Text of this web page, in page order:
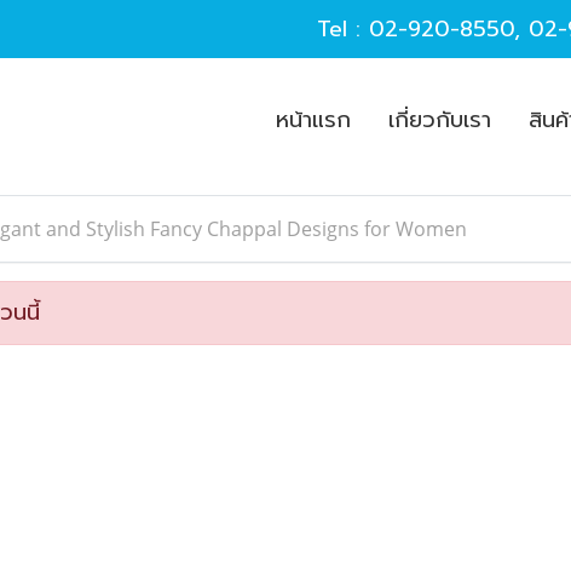
Tel : 02-920-8550,
หน้าแรก เกี่ยวกับเรา สิน
and Stylish Fancy Chappal Designs for Women
นนี้